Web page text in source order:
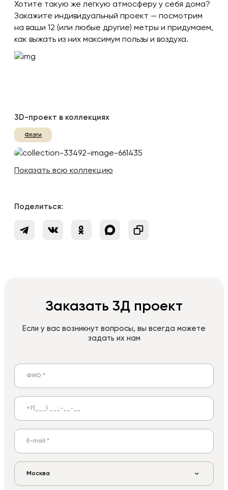
3D-проект в коллекциях
Флэти
Показать всю коллекцию
Поделиться:
Хотите такую же легкую атмосферу у себя дома?
Закажите индивидуальный проект — посмотрим
на ваши 12 (или любые другие) метры и придумаем,
как выжать из них максимум пользы и воздуха.
Заказать 3Д проект
Если у вас возникнут вопросы, вы всегда можете
задать их нам
Москва